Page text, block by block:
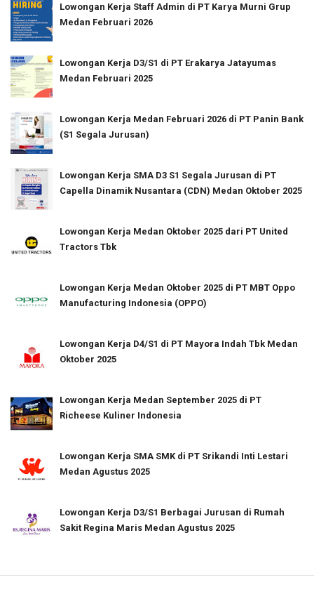
Lowongan Kerja Staff Admin di PT Karya Murni Grup
Medan Februari 2026
Lowongan Kerja D3/S1 di PT Erakarya Jatayumas
Medan Februari 2025
Lowongan Kerja Medan Februari 2026 di PT Panin Bank
(S1 Segala Jurusan)
Lowongan Kerja SMA D3 S1 Segala Jurusan di PT
Capella Dinamik Nusantara (CDN) Medan Oktober 2025
Lowongan Kerja Medan Oktober 2025 dari PT United
Tractors Tbk
Lowongan Kerja Medan Oktober 2025 di PT MBT Oppo
Manufacturing Indonesia (OPPO)
Lowongan Kerja D4/S1 di PT Mayora Indah Tbk Medan
Oktober 2025
Lowongan Kerja Medan September 2025 di PT
Richeese Kuliner Indonesia
Lowongan Kerja SMA SMK di PT Srikandi Inti Lestari
Medan Agustus 2025
Lowongan Kerja D3/S1 Berbagai Jurusan di Rumah
Sakit Regina Maris Medan Agustus 2025